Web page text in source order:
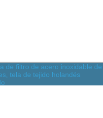
de filtro de acero inoxidable de
tela de tejido holandés